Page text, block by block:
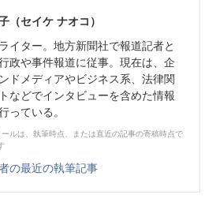
（セイケ ナオコ）
イター。地方新聞社で報道記者と
政や事件報道に従事。現在は、企
ドメディアやビジネス系、法律関
などでインタビューを含めた情報
っている。
ルは、執筆時点、または直近の記事の寄稿時点で
の最近の執筆記事